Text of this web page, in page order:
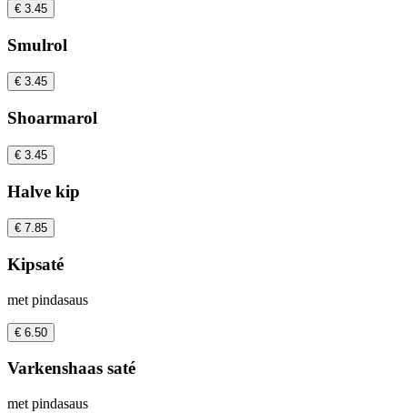
€ 3.45
Smulrol
€ 3.45
Shoarmarol
€ 3.45
Halve kip
€ 7.85
Kipsaté
met pindasaus
€ 6.50
Varkenshaas saté
met pindasaus